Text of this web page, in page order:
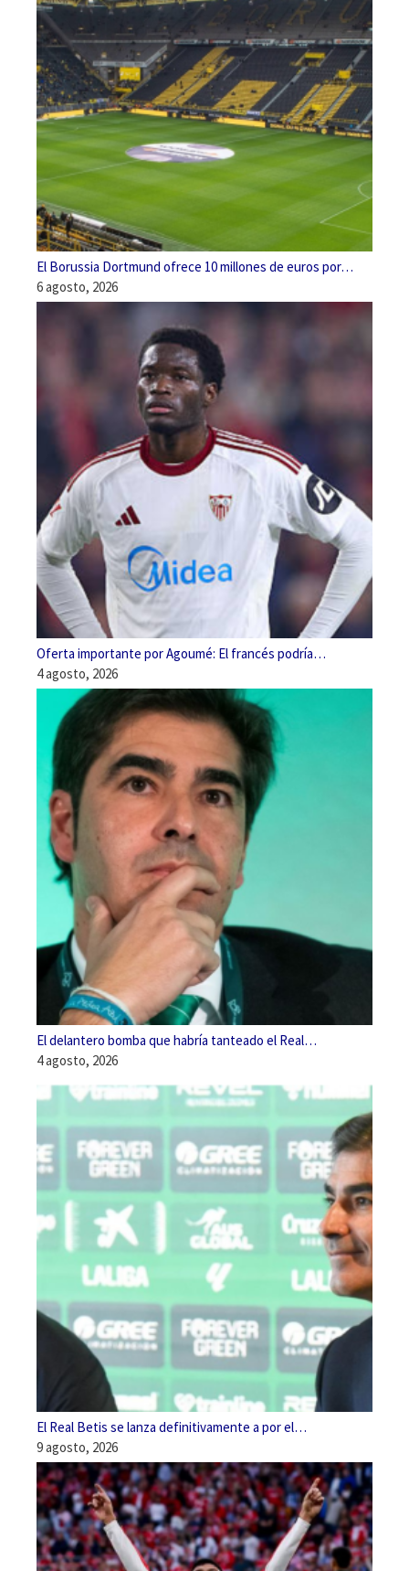
El Borussia Dortmund ofrece 10 millones de euros por…
6 agosto, 2026
Oferta importante por Agoumé: El francés podría…
4 agosto, 2026
El delantero bomba que habría tanteado el Real…
4 agosto, 2026
El Real Betis se lanza definitivamente a por el…
9 agosto, 2026